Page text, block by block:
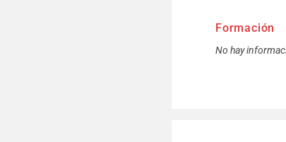
Formación
No hay